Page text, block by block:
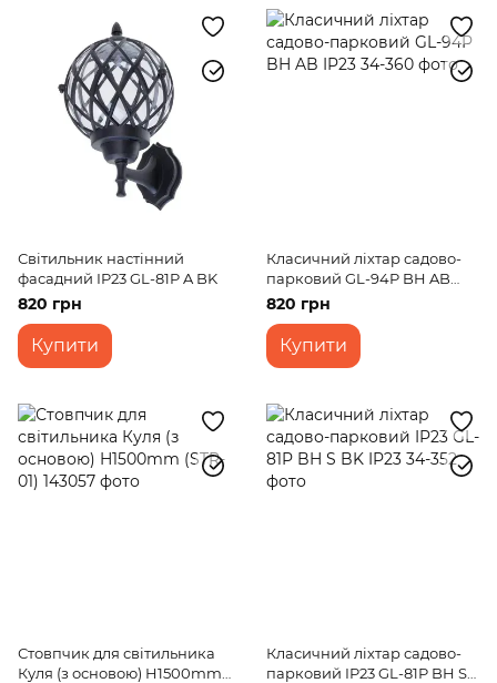
Світильник настінний
фасадний IP23 GL-81P A BK
820 грн
Купити
Класичний ліхтар садово-
парковий GL-94P BH AB
IP23
820 грн
Купити
Стовпчик для світильника
Куля (з основою) H1500mm
Класичний ліхтар садово-
парковий IP23 GL-81P BH S